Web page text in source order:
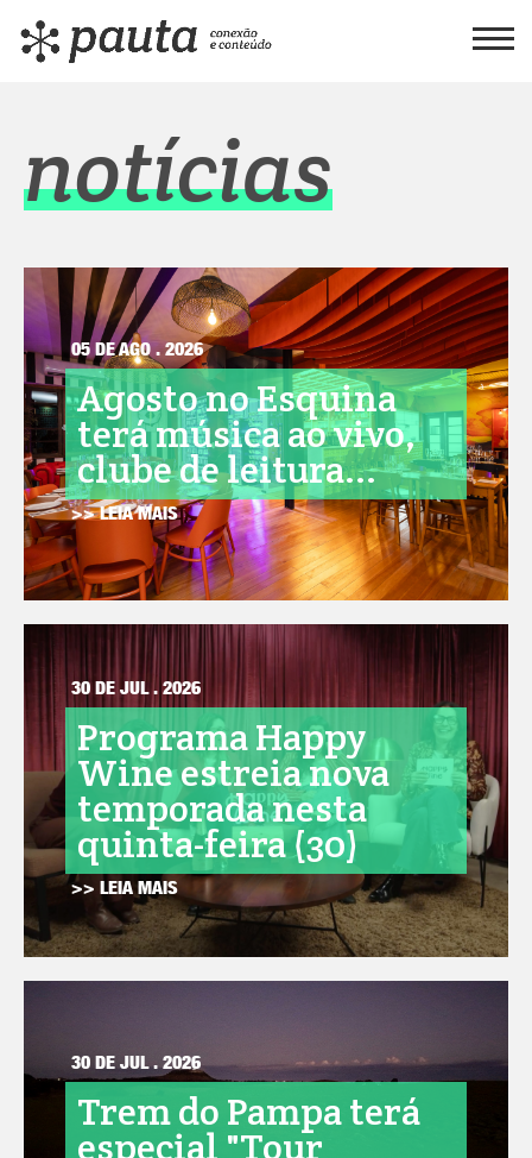
notícias
05 DE AGO . 2026
Agosto no Esquina
terá música ao vivo,
clube de leitura...
>> LEIA MAIS
30 DE JUL . 2026
Programa Happy
Wine estreia nova
temporada nesta
quinta-feira (30)
>> LEIA MAIS
30 DE JUL . 2026
Trem do Pampa terá
especial "Tour